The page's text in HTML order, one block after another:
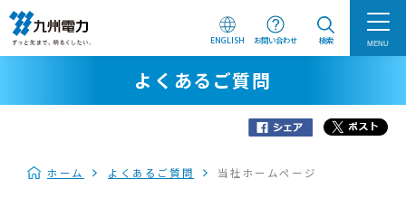
ENGLISH お問い合わせ 検索 MENU
よくあるご質問
ホーム よくあるご質問 当社ホームページ